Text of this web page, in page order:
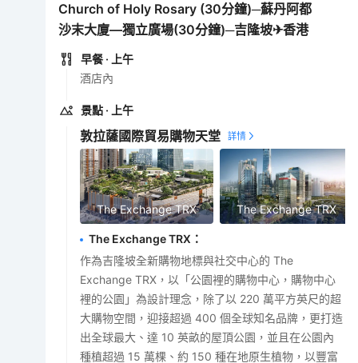
Church of Holy Rosary (30分鐘)─蘇丹阿都
沙末大廈—獨立廣場(30分鐘)─吉隆坡✈香港
早餐 · 上午
酒店內
景點 · 上午
敦拉薩國際貿易購物天堂
The Exchange TRX The Exchange TRX
The Exchange TRX ：
作為吉隆坡全新購物地標與社交中心的 The
Exchange TRX，以「公園裡的購物中心，購物中心
裡的公園」為設計理念，除了以 220 萬平方英尺的超
大購物空間，迎接超過 400 個全球知名品牌，更打造
出全球最大、達 10 英畝的屋頂公園，並且在公園內
種植超過 15 萬棵、約 150 種在地原生植物，以豐富